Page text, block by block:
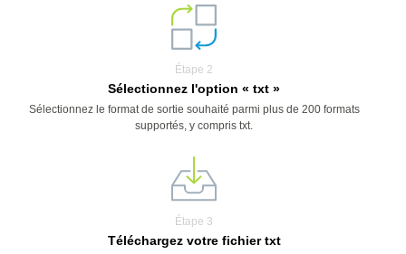
Étape 2
Sélectionnez l'option « txt »
Sélectionnez le format de sortie souhaité parmi plus de 200 formats
supportés, y compris txt.
Étape 3
Téléchargez votre fichier txt